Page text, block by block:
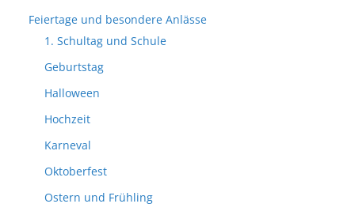
Feiertage und besondere Anlässe
1. Schultag und Schule
Geburtstag
Halloween
Hochzeit
Karneval
Oktoberfest
Ostern und Frühling